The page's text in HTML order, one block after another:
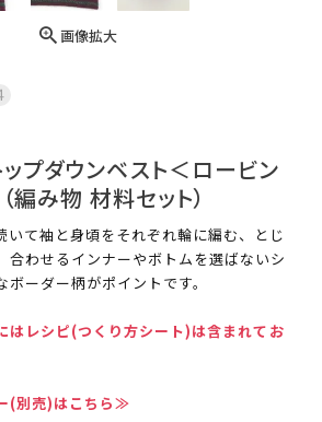
画像拡大
ップダウンベスト＜ロービン
編み物 材料セット）
いて袖と身頃をそれぞれ輪に編む、とじ
合わせるインナーやボトムを選ばないシ
ーダー柄がポイントです。
はレシピ(つくり方シート)は含まれてお
(別売)はこちら≫